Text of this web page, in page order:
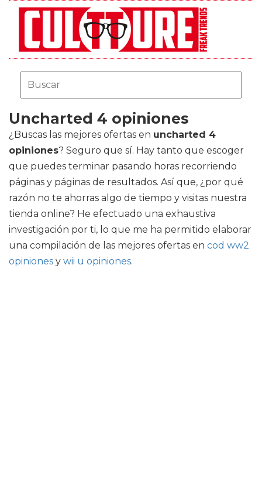
Uncharted 4 opiniones
¿Buscas las mejores ofertas en uncharted 4
opiniones? Seguro que sí. Hay tanto que escoger
que puedes terminar pasando horas recorriendo
páginas y páginas de resultados. Así que, ¿por qué
razón no te ahorras algo de tiempo y visitas nuestra
tienda online? He efectuado una exhaustiva
investigación por ti, lo que me ha permitido elaborar
una compilación de las mejores ofertas en cod ww2
opiniones y wii u opiniones.